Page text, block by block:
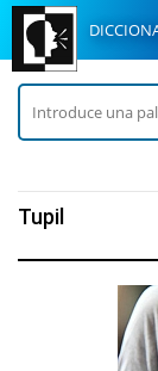
Tupil